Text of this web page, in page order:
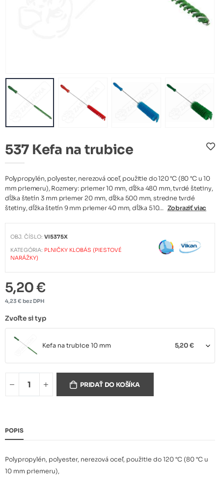
537 Kefa na trubice
Polypropylén, polyester, nerezová oceľ, použitie do 120 °C (80 °C u 10
mm priemeru), Rozmery: priemer 10 mm, dĺžka 480 mm, tvrdé štetiny,
dĺžka štetín 3 mm priemer 20 mm, dĺžka 500 mm, stredne tvrdé
štetiny, dĺžka štetín 9 mm priemer 40 mm, dĺžka 510... Zobraziť viac
OBJ. ČÍSLO:VI5375X
KATEGÓRIA: PLNIČKY KLOBÁS (PIESTOVÉ
NARÁŽKY)
5,20 €
4,23 € bez DPH
Zvoľte si typ
Kefa na trubice 10 mm 5,20 €
Kefa na trubice 20 mm
Kefa na trubice 50 mm 6,50 €
PRIDAŤ DO KOŠÍKA
POPIS
Polypropylén, polyester, nerezová oceľ, použitie do 120 °C (80 °C u
10 mm priemeru),